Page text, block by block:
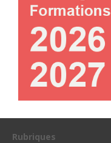
Rubriques